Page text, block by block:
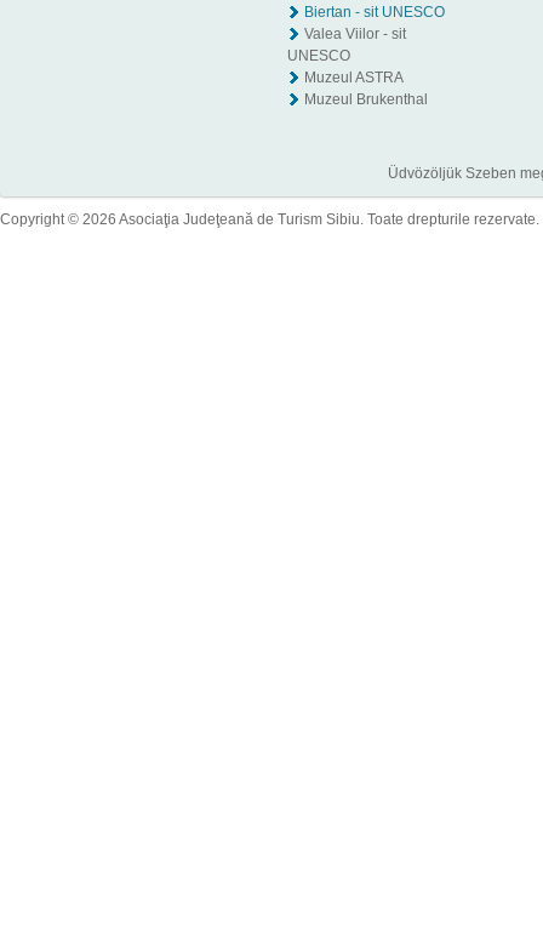
Biertan - sit UNESCO
Valea Viilor - sit
UNESCO
Muzeul ASTRA
Muzeul Brukenthal
Üdvözöljük Szeben
Copyright © 2026 Asociaţia Judeţeană de Turism Sibiu. Toate drepturile rezervate.